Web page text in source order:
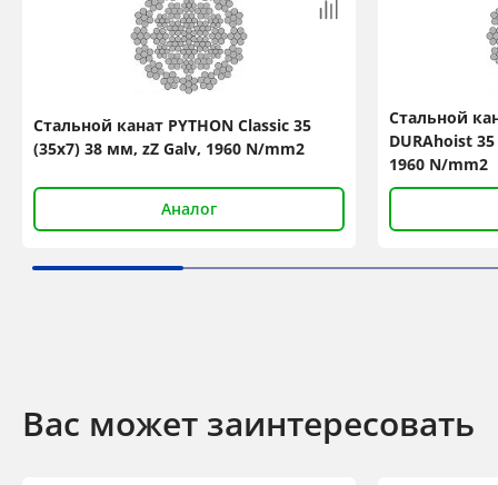
Стальной канат PYTHON Classic 35
(35x7) 38 мм, zZ Galv, 1960 N/mm2
Аналог
Стальной
DURAhoist
1960 N/mm2
Вас может заинтересовать